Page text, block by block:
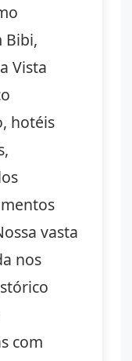
Bibi,
Vista
hotéis
vasta
nos
com